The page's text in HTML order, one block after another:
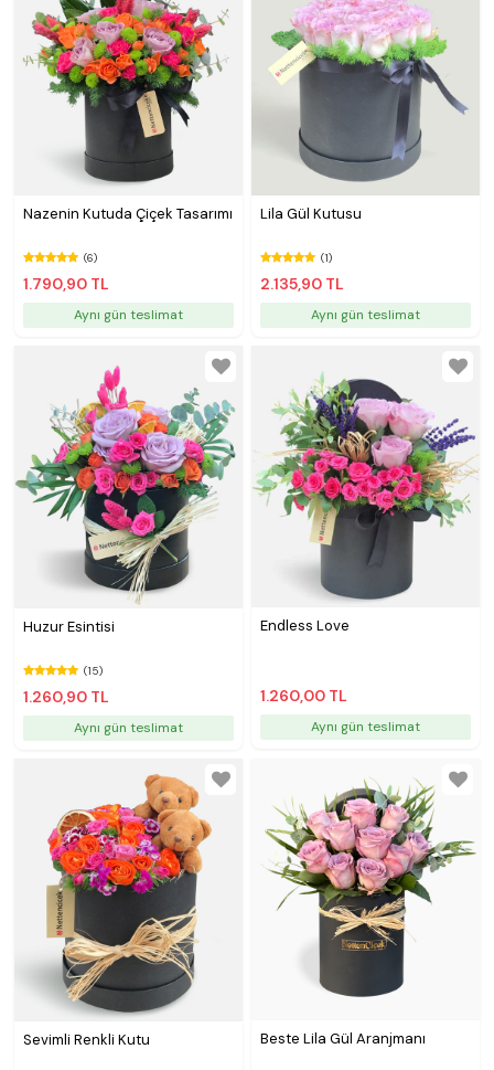
Nazenin Kutuda Çiçek Tasarımı
(6)
1.790,90 TL
Aynı gün teslimat
Lila Gül Kutusu
(1)
2.135,90 TL
Aynı gün teslimat
Huzur Esintisi
(15)
1.260,90 TL
Aynı gün teslimat
Endless Love
1.260,00 TL
Aynı gün teslimat
Sevimli Renkli Kutu Beste Lila Gül Aranjmanı